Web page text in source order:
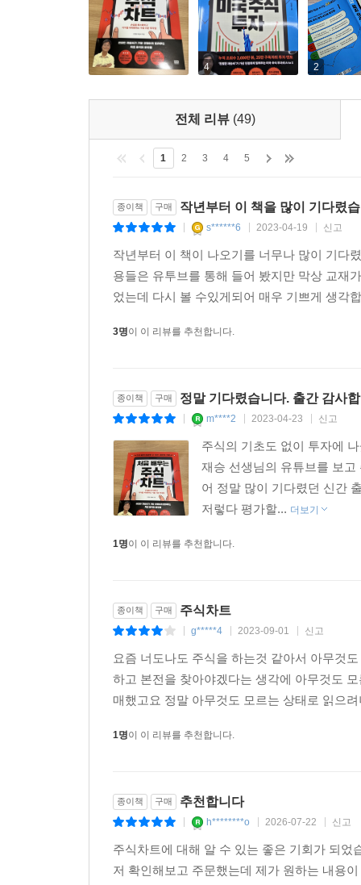
ETF: 분산 투자의 꽃
[이번 파트 요약] 미국 주식을 바라보는 기본 틀
환율과 수수료: 최종 수익을 바꾸는 변수들
환율과 환전의 기본 구조
환전: 원화를 달러로 바꾸는 법
자동 환전 vs 직접 환전, 무엇이 더 유리할까?
환전 비용은 실제 수익을 어떻게 바꿀까?
[이번 파트 요약] 알뜰하게 환전하는 실전 전략
PART 4. 매수와 매도, 제때 사고파는 법
시장가·지정가·LOC: 기본적인 주문 방식
언제 팔아야 할까?: 상황별 매도 기준
PART 5. 소수점 매매, 고가 주식도 부담 없이 사는
소수점 매매, 이런 분께 추천드립니다
소수점 매매의 한계와 주의할 점
증권사별로 다른 소수점 매매 방식
[이번 파트 요약] 소수점 매매 핵심 정리
미국 주식에 붙는 2가지 세금
양도소득세: 매매 차익에 매기는 세금
배당소득세: 배당금에 매기는 세금
실전에 바로 쓰는 절세 가이드
[이번 파트 요약] 세금을 대하는 마인드셋
MTS와 HTS: 증권사 앱으로 기업 살펴보기
시가총액과 기본 지표들: 최소한의 개념만 알아두
컨센서스와 가이던스: 실적 발표 시즌의 키워드
뉴스 vs 공시, 무엇이 다를까?
4 2
전체 리뷰 (49)
1 2 3 4 5
종이책 구매 작년부터 이 책을 많이 기다렸
s******6 2023-04-19 신고
작년부터 이 책이 나오기를 너무나 많이 기다
용들은 유투브를 통해 들어 봤지만 막상 교재
었는데 다시 볼 수있게되어 매우 기쁘게 생각
3명이 이 리뷰를 추천합니다.
종이책 구매 정말 기다렸습니다. 출간 감사
m****2 2023-04-23 신고
주식의 기초도 없이 투자에
재승 선생님의 유튜브를 보
어 정말 많이 기다렸던 신간
저렇다 평가할... 더보기
1명이 이 리뷰를 추천합니다.
종이책 구매 주식차트
g*****4 2023-09-01 신고
요즘 너도나도 주식을 하는것 같아서 아무것
하고 본전을 찾아야겠다는 생각에 아무것도
매했고요 정말 아무것도 모르는 상태로 읽으
1명이 이 리뷰를 추천합니다.
종이책 구매 추천합니다
h********o 2026-07-22 신고
주식차트에 대해 알 수 있는 좋은 기회가 되
저 확인해보고 주문했는데 제가 원하는 내용